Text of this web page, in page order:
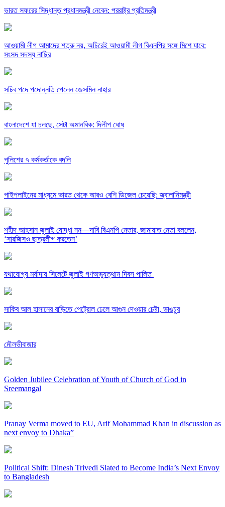
ভারত সফরের সিদ্ধান্ত প্রধানমন্ত্রী নেবেন: পররাষ্ট্র প্রতিমন্ত্রী
আওয়ামী লীগ আমাদের শত্রু নয়, অচিরেই আওয়ামী লীগ বিএনপির সঙ্গে মিশে যাবে:
সংসদ সদস্য নাছির
সচিব পদে পদোন্নতি পেলেন জেসমিন নাহার
বাংলাদেশে যা চলছে, সেটা অমানবিক: দিলীপ ঘোষ
পুলিশের ৭ কর্মকর্তাকে বদলি
পাইপলাইনের মাধ্যমে ভারত থেকে আরও বেশি ডিজেল চেয়েছি: জ্বালানিমন্ত্রী
শহীদ আহসান জুলাই যোদ্ধা নন—দাবি বিএনপি নেতার, জামায়াত নেতা বললেন,
‘সারজিসও ছাত্রলীগ করতেন’
যথাযোগ্য মর্যাদায় সিলেটে জুলাই গণঅভ্যুত্থান দিবস পালিত
সাকিব আল হাসানের বাড়িতে পেট্রোল ঢেলে আগুন দেওয়ার চেষ্টা, ভাঙচুর
মৌলভীবাজার
Golden Jubilee Celebration of Youth of Church of God in
Sreemangal
Pranay Verma moved to EU, Arif Mohammad Khan in discussion as
next envoy to Dhaka”
Political Shift: Dinesh Trivedi Slated to Become India’s Next Envoy
to Bangladesh